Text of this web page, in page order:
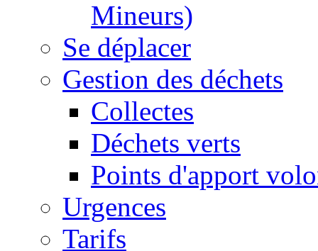
Mineurs)
Se déplacer
Gestion des déchets
Collectes
Déchets verts
Points d'apport
Urgences
Tarifs